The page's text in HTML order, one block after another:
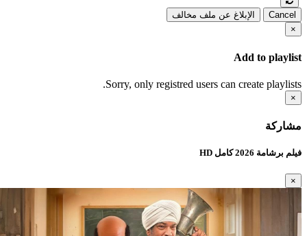
Cancel
الإبلاغ عن ملف مخالف
×
Add to playlist
Sorry, only registred users can create playlists.
×
مشاركة
فيلم برشامة 2026 كامل HD
×